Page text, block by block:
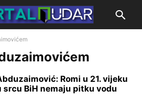
Romi u 21. vijeku
srcu BiH nemaju pitku vodu